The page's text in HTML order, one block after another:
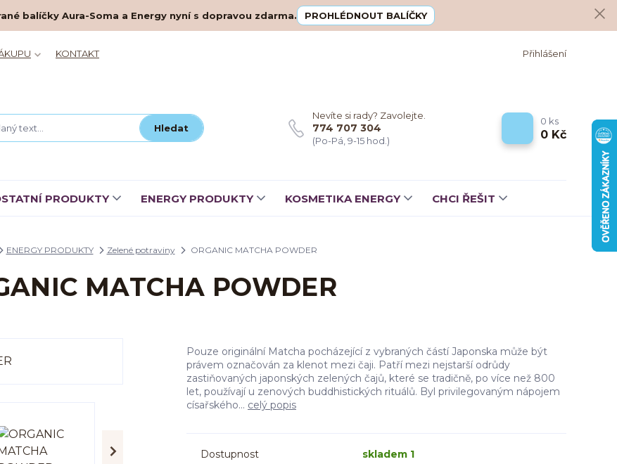
balíčky Aura-Soma a Energy nyní s dopravou zdarma. PROHLÉDNOUT BALÍČKY
KONTAKT Přihlášení
Hledat
Nevíte si rady? Zavolejte.
774 707 304
(Po-Pá, 9-15 hod.)
0 ks
0 Kč
PRODUKTY ENERGY PRODUKTY KOSMETIKA ENERGY CHCI ŘEŠIT
ENERGY PRODUKTY Zelené potraviny ORGANIC MATCHA POWDER
MATCHA POWDER
Pouze originální Matcha pocházející z vybraných částí Japonska může být
právem označován za klenot mezi čaji. Patří mezi nejstarší odrůdy
zastiňovaných japonských zelených čajů, které se tradičně, po více než 800
let, používají u zenových buddhistických rituálů. Byl privilegovaným nápojem
císařského... celý popis
Dostupnost
skladem 1